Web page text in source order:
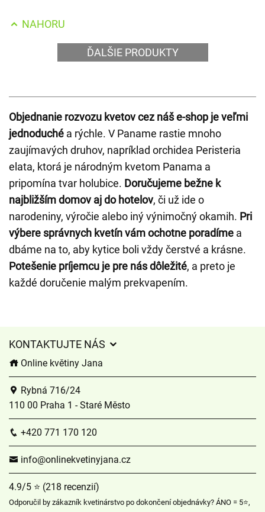
NAHORU
ĎALŠIE PRODUKTY
Objednanie rozvozu kvetov cez náš e-shop je veľmi
jednoduché a rýchle. V Paname rastie mnoho
zaujímavých druhov, napríklad orchidea Peristeria
elata, ktorá je národným kvetom Panama a
pripomína tvar holubice. Doručujeme bežne k
najbližším domov aj do hotelov, či už ide o
narodeniny, výročie alebo iný výnimočný okamih. Pri
výbere správnych kvetín vám ochotne poradíme a
dbáme na to, aby kytice boli vždy čerstvé a krásne.
Potešenie príjemcu je pre nás dôležité, a preto je
každé doručenie malým prekvapením.
KONTAKTUJTE NÁS
Online květiny Jana
Rybná 716/24
110 00 Praha 1 - Staré Město
+420 771 170 120
info@onlinekvetinyjana.cz
4.9/5 ⭐ (218 recenzií)
Odporučil by zákazník kvetinárstvo po dokončení objednávky? ÁNO = 5⭐,